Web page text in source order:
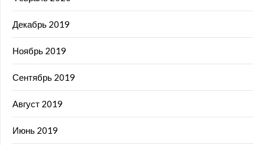
Декабрь 2019
Ноябрь 2019
Сентябрь 2019
Август 2019
Июнь 2019